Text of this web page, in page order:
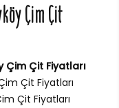
Çim Çit
Çim Çit Fiyatları
Çit Fiyatları
Çit Fiyatları